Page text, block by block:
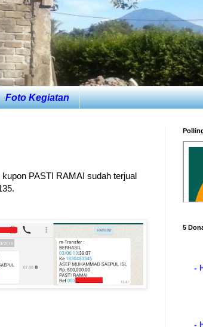
Foto Kegiatan
PASTI RAMAI sudah terjual
5
-
-